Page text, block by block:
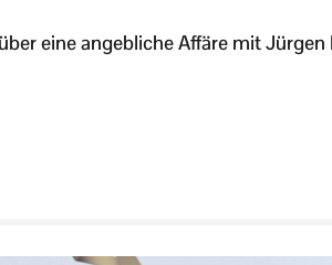
eine angebliche Affäre mit Jürgen